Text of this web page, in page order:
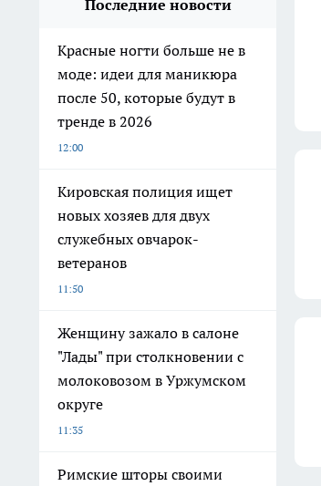
Последние новости
Красные ногти больше не в
моде: идеи для маникюра
после 50, которые будут в
тренде в 2026
12:00
Кировская полиция ищет
новых хозяев для двух
служебных овчарок-
ветеранов
11:50
Женщину зажало в салоне
"Лады" при столкновении с
молоковозом в Уржумском
округе
11:35
Римские шторы своими